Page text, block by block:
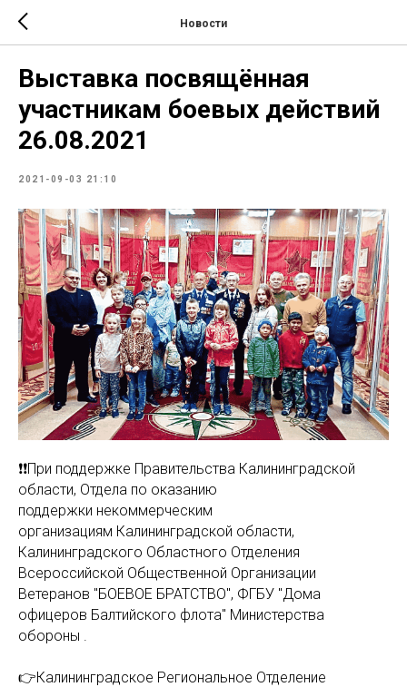
Новости
Выставка посвящённая
участникам боевых действий
26.08.2021
2021-09-03 21:10
❗❗При поддержке Правительства Калининградской
области, Отдела по оказанию
поддержки некоммерческим
организациям Калининградской области,
Калининградского Областного Отделения
Всероссийской Общественной Организации
Ветеранов "БОЕВОЕ БРАТСТВО", ФГБУ "Дома
офицеров Балтийского флота" Министерства
обороны .
👉Калининградское Региональное Отделение